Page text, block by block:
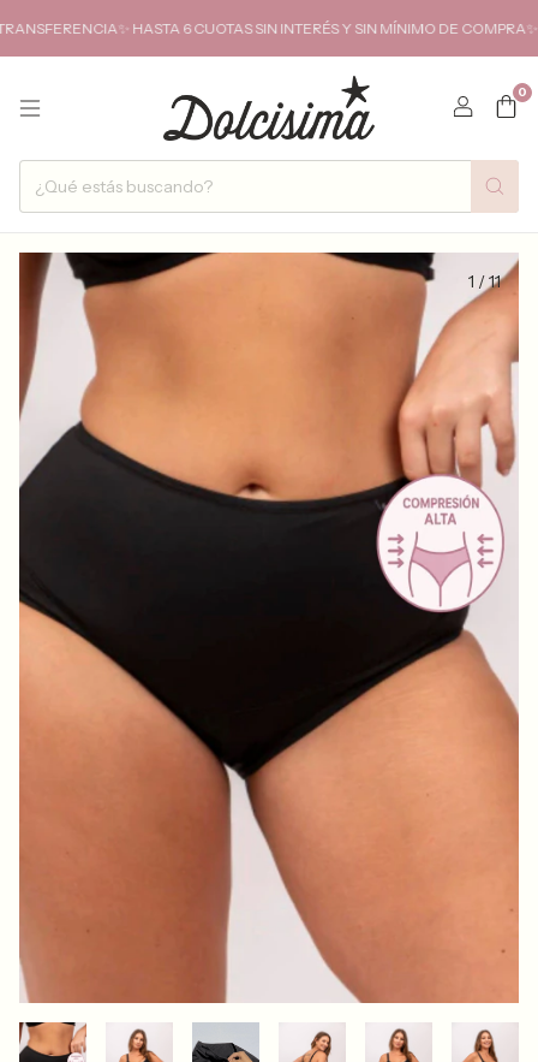
HASTA 6 CUOTAS SIN INTERÉS Y SIN MÍNIMO DE
0
1 /11